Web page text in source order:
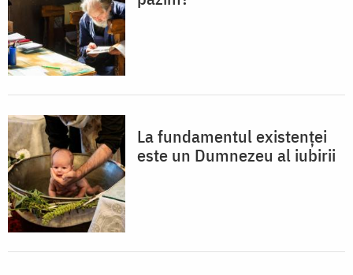
La fundamentul existenței
este un Dumnezeu al iubirii